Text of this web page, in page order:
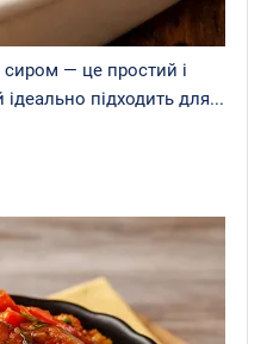
— це простий і
підходить для...